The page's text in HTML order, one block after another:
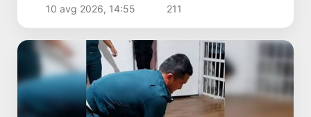
10 avg 2026, 14:55 211